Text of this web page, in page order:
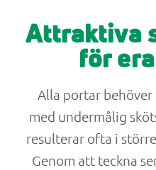
Attraktiva
för
Alla portar behöver
med undermålig
resulterar ofta i
Genom att teckna